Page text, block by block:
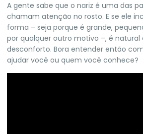
A gente sabe que o nariz é uma das
chamam atenção no rosto. E se ele
forma – seja porque é grande,
por qualquer outro motivo –, é natural
desconforto. Bora entender então
ajudar você ou quem você conhece?